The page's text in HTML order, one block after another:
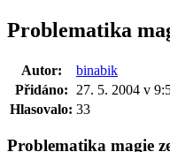
Problematika
Autor:
binabik
Přidáno:
27. 5. 2004 v
Hlasovalo: 33
Problematika magie